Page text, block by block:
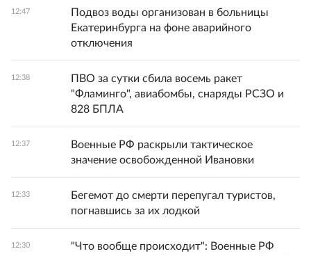
12:47
Подвоз воды организован в больницы
Екатеринбурга на фоне аварийного
отключения
12:38
ПВО за сутки сбила восемь ракет
"Фламинго", авиабомбы, снаряды РСЗО и
828 БПЛА
12:37
Военные РФ раскрыли тактическое
значение освобожденной Ивановки
12:33
Бегемот до смерти перепугал туристов,
погнавшись за их лодкой
12:30
"Что вообще происходит": Военные РФ